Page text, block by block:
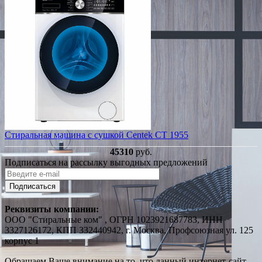
Стиральная машина с сушкой Centek CT 1955
45310 руб.
Подписаться на рассылку выгодных предложений
Подписаться
Реквизиты компании:
ООО "Стиральные ком" , ОГРН 1023921687783, ИНН
3327126172, КПП 332440942, г. Москва, Профсоюзная ул. 125
корпус 1